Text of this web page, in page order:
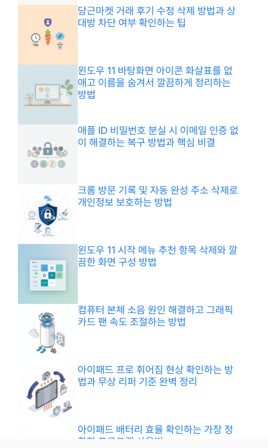
당근마켓 거래 후기 수정 삭제 방법과 상
대방 차단 여부 확인하는 팁
윈도우 11 바탕화면 아이콘 화살표를 없
애고 이름을 숨겨서 깔끔하게 정리하는
방법
애플 ID 비밀번호 분실 시 이메일 인증 없
이 해결하는 복구 방법과 핵심 비결
크롬 방문 기록 및 자동 완성 주소 삭제로
개인정보 보호하는 방법
윈도우 11 시작 메뉴 추천 항목 삭제와 깔
끔한 화면 구성 방법
컴퓨터 본체 소음 원인 해결하고 그래픽
카드 팬 속도 조절하는 방법
아이패드 프로 휘어짐 현상 확인하는 방
법과 무상 리퍼 기준 완벽 정리
아이패드 배터리 효율 확인하는 가장 정
확한 프로그램 사용법